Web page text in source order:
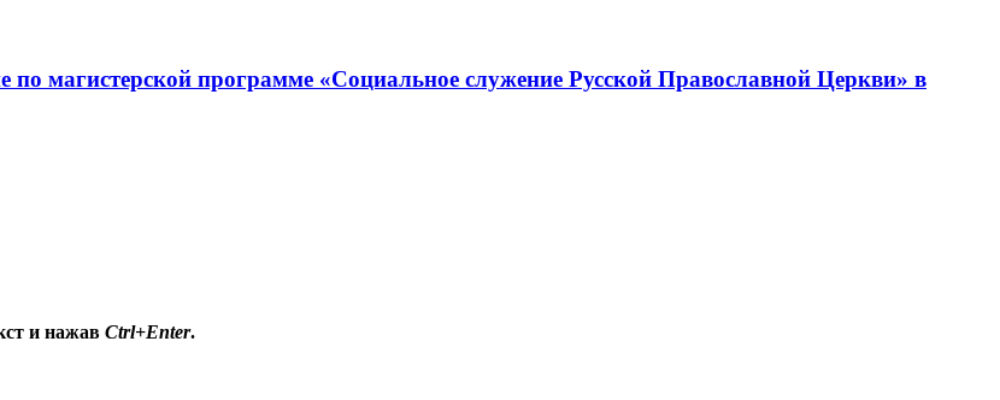
по магистерской программе «Социальное служение Русской Православной Церкви» в
и нажав Ctrl+Enter.